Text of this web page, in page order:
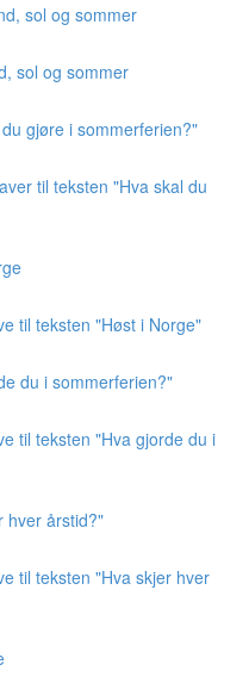
sol og sommer
sol og sommer
gjøre i sommerferien?"
til teksten "Hva skal du
til teksten "Høst i Norge"
du i sommerferien?"
til teksten "Hva gjorde du i
hver årstid?"
til teksten "Hva skjer hver